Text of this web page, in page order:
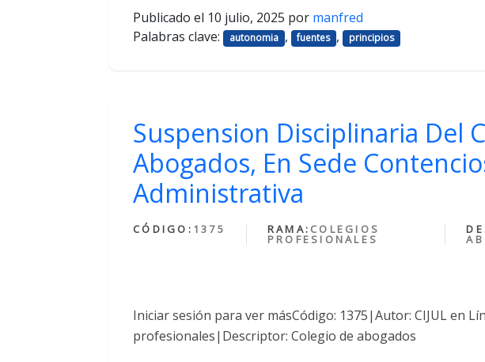
Publicado el 10 julio, 2025 por manfred
Palabras clave:
autonomia , fuentes , principios
Suspension Disciplinaria Del
Abogados, En Sede
Administrativa
CÓDIGO: 1375 RAMA: COLEGIOS
PROFESIONALES
Iniciar sesión para ver másCódigo: 1375|Autor: CIJUL en
profesionales|Descriptor: Colegio de abogados